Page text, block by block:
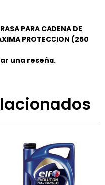
PARA CADENA DE
PROTECCION (250
una reseña.